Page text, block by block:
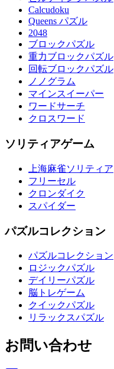
Calcudoku
Queens パズル
2048
ブロックパズル
重力ブロックパズル
回転ブロックパズル
ノノグラム
マインスイーパー
ワードサーチ
クロスワード
ソリティアゲーム
上海麻雀ソリティア
フリーセル
クロンダイク
スパイダー
パズルコレクション
パズルコレクション
ロジックパズル
デイリーパズル
脳トレゲーム
クイックパズル
リラックスパズル
お問い合わせ